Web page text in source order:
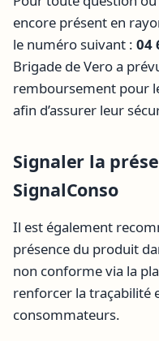
encore présent en
le numéro suivant : 04
Brigade de Vero a
remboursement pour
afin d’assurer leur
Signaler la
SignalConso
Il est également
présence du produit
non conforme via la
renforcer la traçabilité
consommateurs.